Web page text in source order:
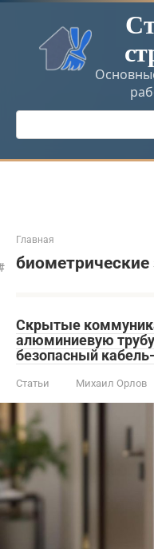
Перейти
контенту
Поиск:
Главная
биометрические
Скрытые
алюминиевую
безопасный
Статьи Михаил Орлов